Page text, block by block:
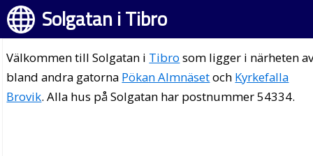
Solgatan i Tibro
Välkommen till Solgatan i Tibro som ligger i närheten
bland andra gatorna Pökan Almnäsetoch Kyrkefalla
Brovik. Alla hus på Solgatan har postnummer 54334.